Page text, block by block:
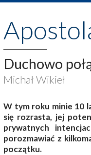
Duchowo
Michał Wikieł
W tym roku minie 10
się rozrasta, jej
prywatnych
porozmawiać z
początku.